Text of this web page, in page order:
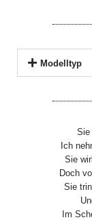
Modelltyp
Sie
Ich
Sie
Doch
Sie
Im